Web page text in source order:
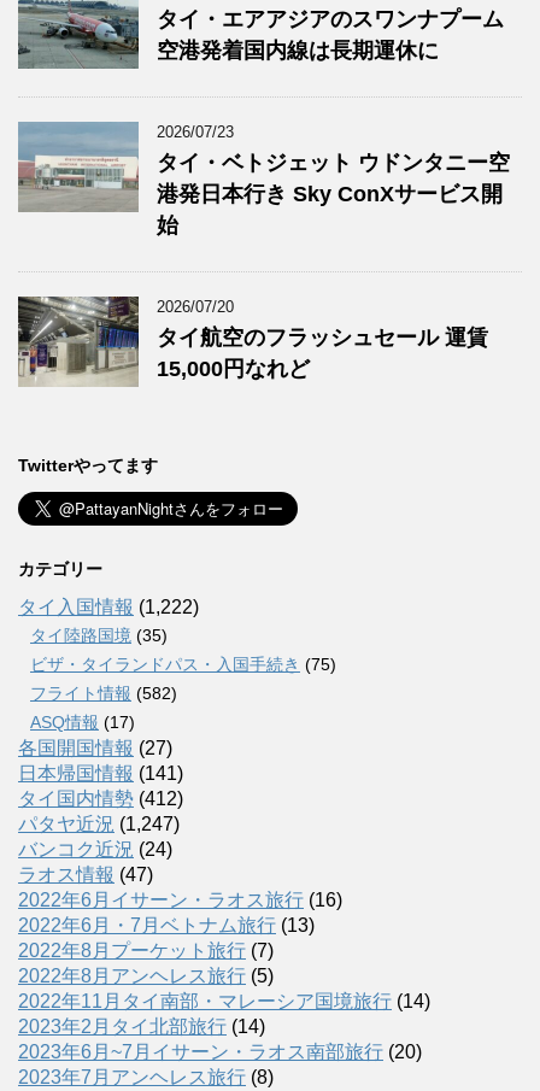
タイ・エアアジアのスワンナプーム
空港発着国内線は長期運休に
2026/07/23
タイ・ベトジェット ウドンタニー空
港発日本行き Sky ConXサービス開
始
2026/07/20
タイ航空のフラッシュセール 運賃
15,000円なれど
Twitterやってます
カテゴリー
タイ入国情報 (1,222)
タイ陸路国境 (35)
ビザ・タイランドパス・入国手続き (75)
フライト情報 (582)
ASQ情報 (17)
各国開国情報 (27)
日本帰国情報 (141)
タイ国内情勢 (412)
パタヤ近況 (1,247)
バンコク近況 (24)
ラオス情報 (47)
2022年6月イサーン・ラオス旅行 (16)
2022年6月・7月ベトナム旅行 (13)
2022年8月プーケット旅行 (7)
2022年8月アンヘレス旅行 (5)
2022年11月タイ南部・マレーシア国境旅行 (14)
2023年2月タイ北部旅行 (14)
2023年6月~7月イサーン・ラオス南部旅行 (20)
2023年7月アンヘレス旅行 (8)